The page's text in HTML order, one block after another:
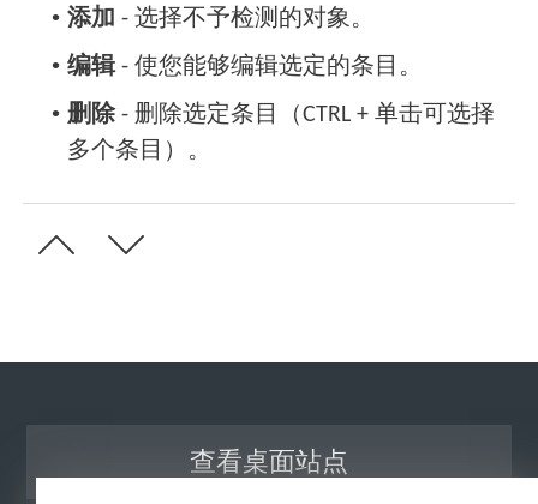
• 添加 - 选择不予检测的对象。
• 编辑- 使您能够编辑选定的条目。
• 删除- 删除选定条目（CTRL + 单击可选择
多个条目）。
查看桌面站点